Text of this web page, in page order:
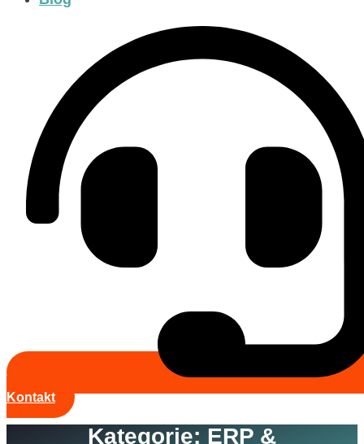
Kontakt
Kategorie: ERP &